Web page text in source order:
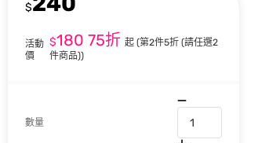
$
活動
價
$180 75折 起 (第2件5折 (請任選2
件商品))
數量